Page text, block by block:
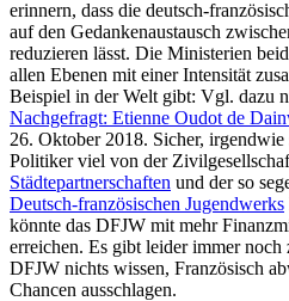
erinnern, dass die deutsch-
auf den Gedankenaustausch
reduzieren lässt. Die Ministerien
allen Ebenen mit einer Intensität
Beispiel in der Welt gibt: Vgl. dazu
Nachgefragt: Etienne Oudot de
26. Oktober 2018. Sicher, irgendwie
Politiker viel von der
Städtepartnerschaften und der so
Deutsch-französischen Jugendwerks
könnte das DFJW mit mehr
erreichen. Es gibt leider immer
DFJW nichts wissen, Französisch
Chancen ausschlagen.